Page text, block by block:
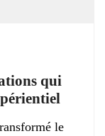
qui
le